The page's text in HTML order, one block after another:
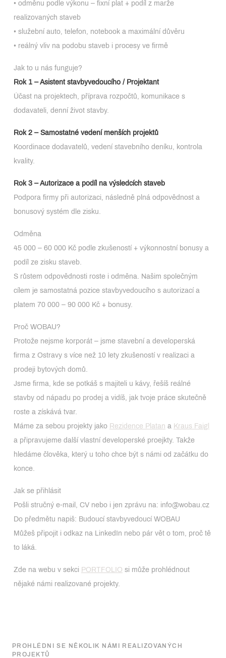
• odměnu podle výkonu – fixní plat + podíl z marže
realizovaných staveb
• služební auto, telefon, notebook a maximální důvěru
• reálný vliv na podobu staveb i procesy ve firmě
Jak to u nás funguje?
Rok 1 – Asistent stavbyvedoucího / Projektant
Účast na projektech, příprava rozpočtů, komunikace s
dodavateli, denní život stavby.
Rok 2 – Samostatné vedení menších projektů
Koordinace dodavatelů, vedení stavebního deníku, kontrola
kvality.
Rok 3 – Autorizace a podíl na výsledcích staveb
Podpora firmy při autorizaci, následně plná odpovědnost a
bonusový systém dle zisku.
Odměna
45 000 – 60 000 Kč podle zkušeností + výkonnostní bonusy a
podíl ze zisku staveb.
S růstem odpovědnosti roste i odměna. Našim společným
cílem je samostatná pozice stavbyvedoucího s autorizací a
platem 70 000 – 90 000 Kč + bonusy.
Proč WOBAU?
Protože nejsme korporát – jsme stavební a developerská
firma z Ostravy s více než 10 lety zkušeností v realizaci a
prodeji bytových domů.
Jsme firma, kde se potkáš s majiteli u kávy, řešíš reálné
stavby od nápadu po prodej a vidíš, jak tvoje práce skutečně
roste a získává tvar.
Máme za sebou projekty jako Rezidence Platan a Kraus Faigl
a připravujeme další vlastní developerské proejkty. Takže
hledáme člověka, který u toho chce být s námi od začátku do
konce.
Jak se přihlásit
Pošli stručný e-mail, CV nebo i jen zprávu na: info@wobau.cz
Do předmětu napiš: Budoucí stavbyvedoucí WOBAU
Můžeš připojit i odkaz na LinkedIn nebo pár vět o tom, proč tě
to láká.
Zde na webu v sekci PORTFOLIO si může prohlédnout
nějaké námi realizované projekty.
PROHLÉDNI SE NĚKOLIK NÁMI REALIZOVANÝCH
PROJEKTŮ